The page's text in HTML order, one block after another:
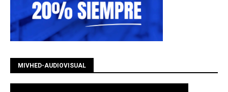
MIVHED-AUDIOVISUAL